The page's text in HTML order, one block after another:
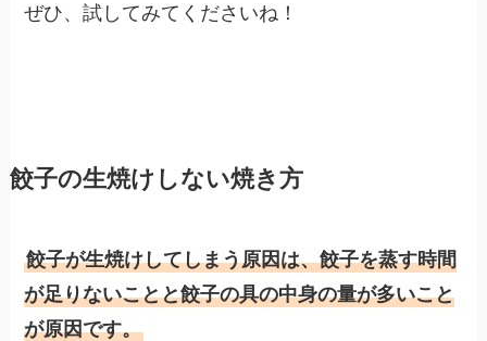
ぜひ、試してみてくださいね！
餃子の生焼けしない焼き方
餃子が生焼けしてしまう原因は、餃子を蒸す時間
が足りないことと餃子の具の中身の量が多いこと
が原因です。